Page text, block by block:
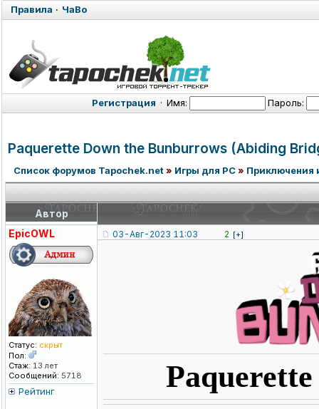
Правила · ЧаВо
Регистрация · Имя: Пароль:
Paquerette Down the Bunburrows (Abiding
Список форумов Tapochek.net» Игры для PC» Приключения
Автор
EpicOWL
Статус: скрыт
Пол:
Стаж: 13 лет
Сообщений: 5718
Рейтинг
03-Авг-2023 11:03 2 [+]